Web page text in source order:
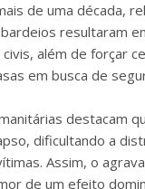
de uma década,
resultaram
além de forçar
em busca de
destacam
dificultando a
Assim, o
de um efeito